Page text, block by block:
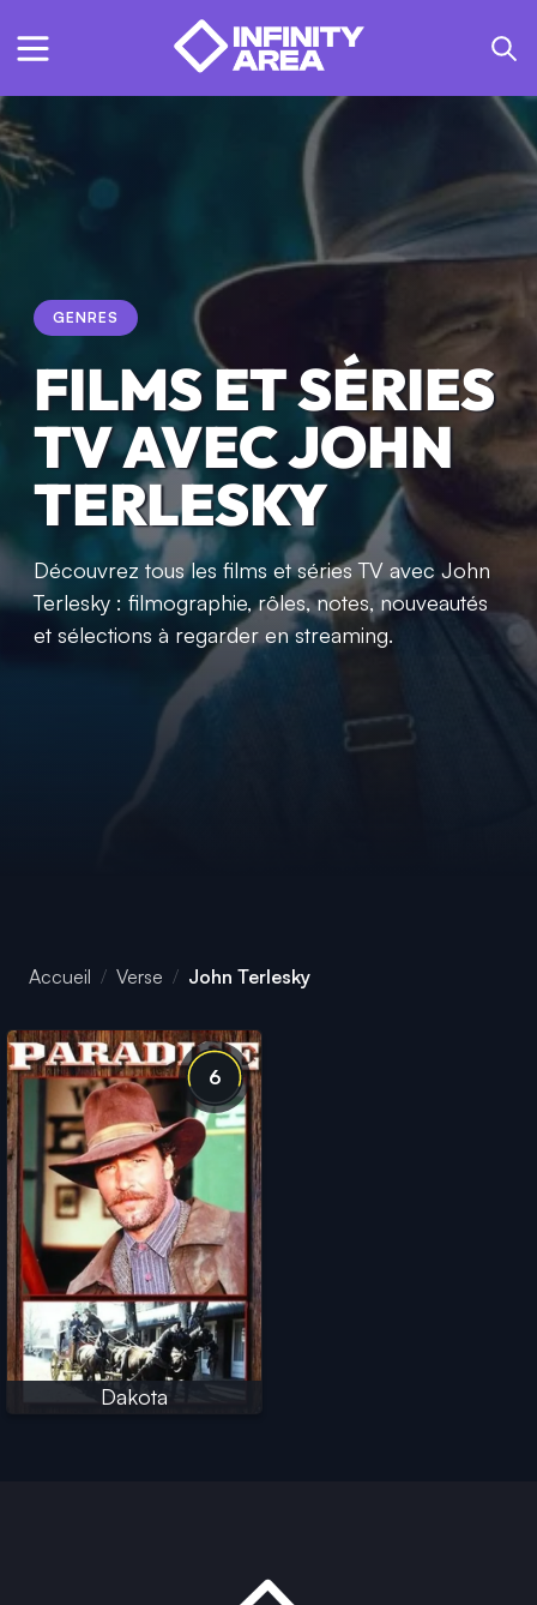
GENRES
FILMS ET SÉRIES
TV AVEC JOHN
TERLESKY
Découvrez tous les films et séries TV avec John
Terlesky : filmographie, rôles, notes, nouveautés
et sélections à regarder en streaming.
Accueil Verse John Terlesky
6
Dakota